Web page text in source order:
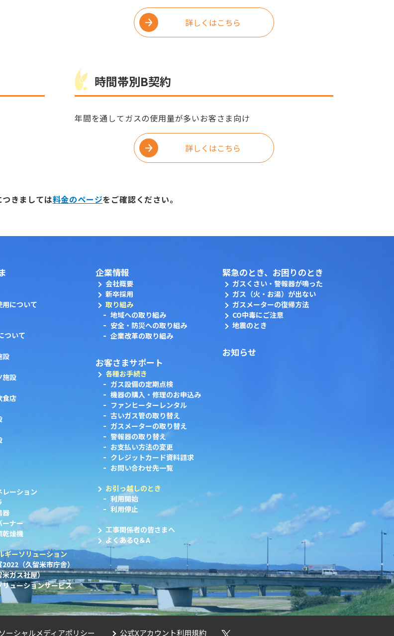
詳しくはこちら
時間帯別B契約
年間を通してガスの使用量が多いお客さま向け
詳しくはこちら
きましては料金のページをご確認ください。
について
ついて
設
施設
食店
レーション
器
ーナー
乾燥機
ギーソリューション
（久留米市庁舎）
ガス社屋）
ューションサービス
企業情報
会社概要
新卒採用
取り組み
地域への取り組み
安全・防災への取り組み
企業改革の取り組み
お客さまサポート
各種お手続き
ガス設備の定期点検
機器の購入・修理のお申込み
ファンヒーターレンタル
古いガス管の取り替え
ガスメーターの取り替え
警報器の取り替え
お支払い方法の変更
クレジットカード資料請求
お問い合わせ先一覧
お引っ越しのとき
利用開始
利用停止
工事関係者の皆さまへ
よくあるQ＆A
緊急のとき、お困りのとき
ガスくさい・警報器が鳴った
ガス（火・お湯）が出ない
ガスメーターの復帰方法
CO中毒にご注意
地震のとき
お知らせ
ソーシャルメディアポリシー 公式Xアカウント利用規約